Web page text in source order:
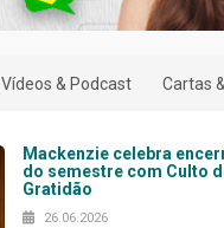
Vídeos & Podcast Cartas
Mackenzie celebra
do semestre com Culto
Gratidão
26.06.2026